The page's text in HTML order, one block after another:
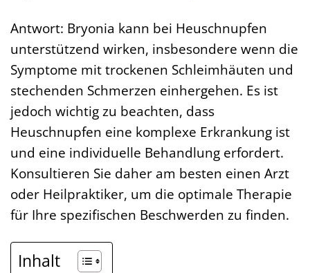
Antwort: Bryonia kann bei Heuschnupfen
unterstützend wirken, insbesondere wenn die
Symptome mit trockenen Schleimhäuten und
stechenden Schmerzen einhergehen. Es ist
jedoch wichtig zu beachten, dass
Heuschnupfen eine komplexe Erkrankung ist
und eine individuelle Behandlung erfordert.
Konsultieren Sie daher am besten einen Arzt
oder Heilpraktiker, um die optimale Therapie
für Ihre spezifischen Beschwerden zu finden.
Inhalt